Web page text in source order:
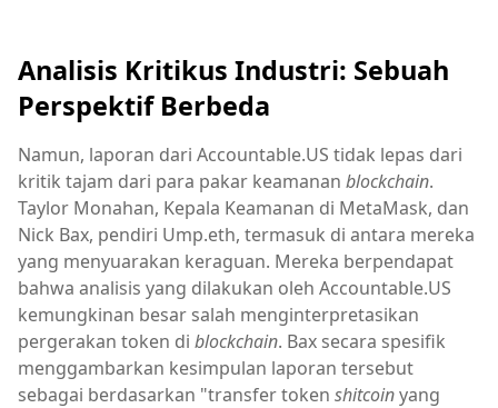
Analisis Kritikus Industri: Sebuah
Perspektif Berbeda
Namun, laporan dari Accountable.US tidak lepas dari
kritik tajam dari para pakar keamanan blockchain.
Taylor Monahan, Kepala Keamanan di MetaMask, dan
Nick Bax, pendiri Ump.eth, termasuk di antara mereka
yang menyuarakan keraguan. Mereka berpendapat
bahwa analisis yang dilakukan oleh Accountable.US
kemungkinan besar salah menginterpretasikan
pergerakan token di blockchain. Bax secara spesifik
menggambarkan kesimpulan laporan tersebut
sebagai berdasarkan "transfer token shitcoinyang